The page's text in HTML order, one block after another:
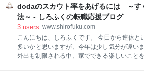
は大学のキャリアセンターから、インターン
説明会が実施されたりしますが、そこではほぼ
リクナビ、マイナビのサイトをを教えてくれま
とは自分で興
は、面接との違い ２．カジュアル面談での注
カジュアル面談の後の流れ １．カジュアル面
面接との違い カジュアル面談とは、求人に応
どうかを決めていない状態で、転職希望者と
互いを知る機会として設けられる、話し合いの
す。 スカウトメールの際に、「よろしければ
dodaのスカウト率をあげるには ～す
法～ - しろふくの転職応援ブログ
3 users www.shirofuku.com
こんにちは、しろふくです。 今日から連休と
多いかと思いますが、今年は少し気分が違いま
外出も制限される中、家でできる楽しいこと